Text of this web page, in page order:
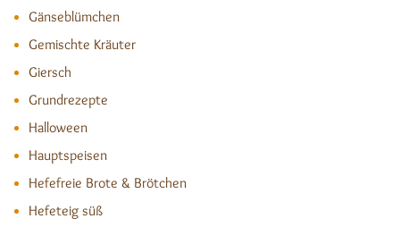
Gänseblümchen
Gemischte Kräuter
Giersch
Grundrezepte
Halloween
Hauptspeisen
Hefefreie Brote & Brötchen
Hefeteig süß